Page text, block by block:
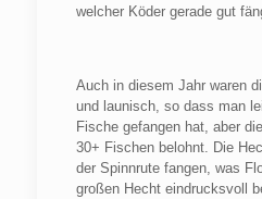
welcher Köder gerade gut
Auch in diesem Jahr waren
und launisch, so dass man
Fische gefangen hat, aber
30+ Fischen belohnt. Die
der Spinnrute fangen, was
großen Hecht eindrucksvoll